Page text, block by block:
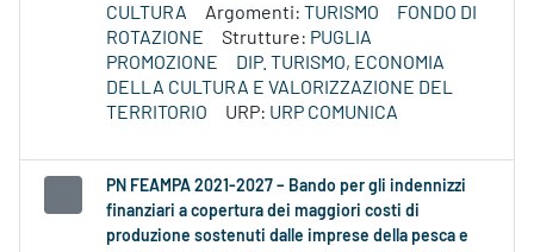
CULTURA
Argomenti: TURISMO
FONDO DI
ROTAZIONE
Strutture: PUGLIA
PROMOZIONE
DIP. TURISMO, ECONOMIA
DELLA CULTURA E VALORIZZAZIONE DEL
TERRITORIO
URP: URP COMUNICA
PN FEAMPA 2021-2027 – Bando per gli indennizzi
finanziari a copertura dei maggiori costi di
produzione sostenuti dalle imprese della pesca e